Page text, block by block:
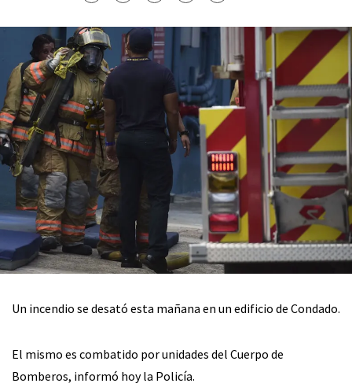
Un incendio se desató esta mañana en un edificio de Condado.
El mismo es combatido por unidades del Cuerpo de
Bomberos, informó hoy la Policía.